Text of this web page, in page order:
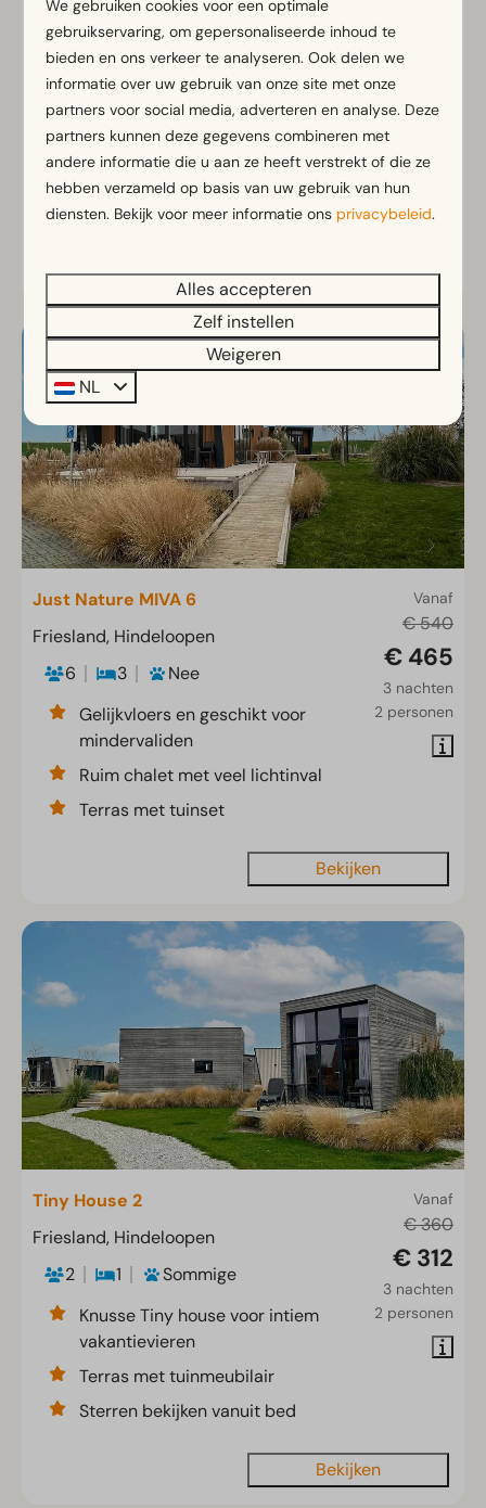
€ 348
3 nachten
2 personen
Friesland, Hindeloopen
2
Nee
Knusse Tiny house voor intiem
vakantievieren
Bekijk de sterren vanuit bed
Terras met tuinset
Vanaf
€ 540
€ 465
3 nachten
2 personen
Just Nature MIVA 6
Friesland, Hindeloopen
6
3
Nee
Gelijkvloers en geschikt voor
mindervaliden
Ruim chalet met veel lichtinval
Terras met tuinset
Bekijken
Vanaf
€ 360
€ 312
3 nachten
2 personen
Tiny House 2
Friesland, Hindeloopen
2
1
Sommige
Knusse Tiny house voor intiem
vakantievieren
Terras met tuinmeubilair
Sterren bekijken vanuit bed
Bekijken
We gebruiken cookies voor een optimale
gebruikservaring, om gepersonaliseerde inhoud te
bieden en ons verkeer te analyseren. Ook delen we
informatie over uw gebruik van onze site met onze
partners voor social media, adverteren en analyse. Deze
partners kunnen deze gegevens combineren met
andere informatie die u aan ze heeft verstrekt of die ze
hebben verzameld op basis van uw gebruik van hun
diensten. Bekijk voor meer informatie ons privacybeleid.
Alles accepteren
Zelf instellen
Weigeren
NL